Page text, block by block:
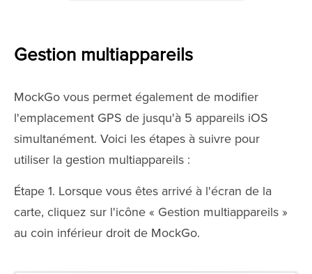
Gestion multiappareils
MockGo vous permet également de modifier
l'emplacement GPS de jusqu'à 5 appareils iOS
simultanément. Voici les étapes à suivre pour
utiliser la gestion multiappareils :
Étape 1. Lorsque vous êtes arrivé à l'écran de la
carte, cliquez sur l'icône « Gestion multiappareils »
au coin inférieur droit de MockGo.